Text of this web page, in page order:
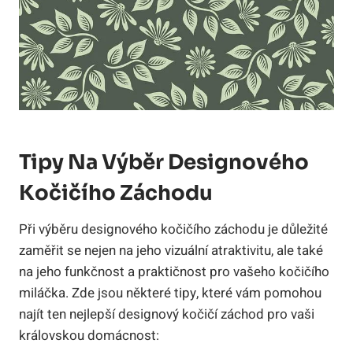
Tipy Na Výběr Designového
Kočičího Záchodu
Při výběru designového kočičího záchodu je důležité
zaměřit se nejen na jeho vizuální atraktivitu, ale také
na jeho funkčnost a praktičnost pro vašeho kočičího
miláčka. Zde jsou některé tipy, které vám pomohou
najít ten nejlepší designový kočičí záchod pro vaši
královskou domácnost: